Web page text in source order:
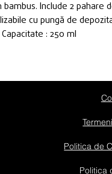
Include 2 pahare
cu pungă de
: 250 ml
Politica de
Politica